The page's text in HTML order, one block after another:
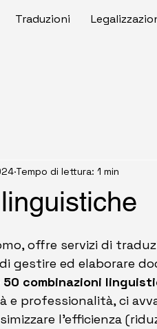
Traduzioni
Tempo di lettura: 1 min
offre servizi di
gestire ed elaborare
combinazioni
professionalità, ci
l’efficienza